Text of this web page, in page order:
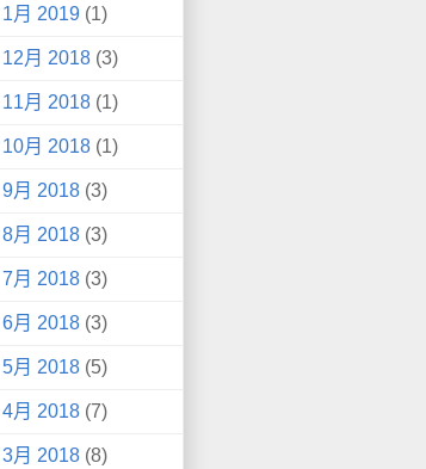
1月 2019 (1)
12月 2018 (3)
11月 2018 (1)
10月 2018 (1)
9月 2018 (3)
8月 2018 (3)
7月 2018 (3)
6月 2018 (3)
5月 2018 (5)
4月 2018 (7)
3月 2018 (8)